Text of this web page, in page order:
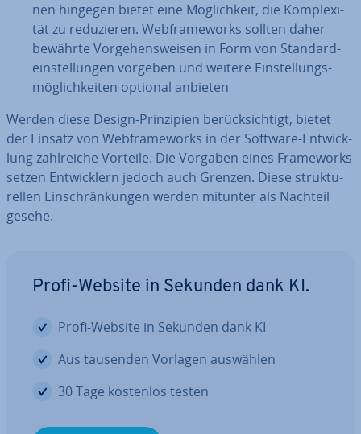
nen hingegen bietet eine Mög­lich­keit, die Kom­ple­xi­
tät zu re­du­zie­ren. Web­frame­works sollten daher
bewährte Vor­ge­hens­wei­sen in Form von Stan­dard­
ein­stel­lun­gen vorgeben und weitere Ein­stel­lungs­
mög­lich­kei­ten optional anbieten
Werden diese Design-Prin­zi­pi­en be­rück­sich­tigt, bietet
der Einsatz von Web­frame­works in der Software-Ent­wick­
lung zahl­rei­che Vorteile. Die Vorgaben eines Frame­works
setzen Ent­wick­lern jedoch auch Grenzen. Diese struk­tu­
rel­len Ein­schrän­kun­gen werden mitunter als Nachteil
gesehe.
Profi-Website in Sekunden dank KI.
Profi-Website in Sekunden dank KI
Aus tausenden Vorlagen auswählen
30 Tage kostenlos testen